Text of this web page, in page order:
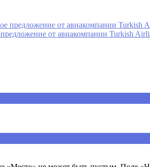
предложение от авиакомпании Turkish
от авиакомпании Turkish